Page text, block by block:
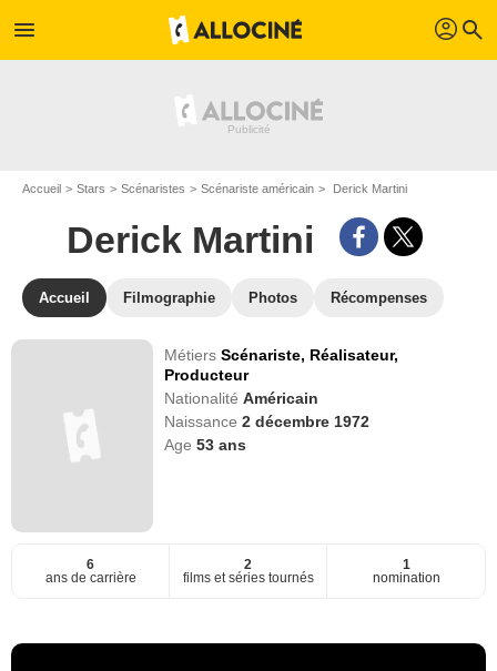
menu profil search
Accueil Stars Scénaristes Scénariste américain Derick Martini
Derick Martini
Accueil Filmographie Photos Récompenses
MétiersScénariste, Réalisateur,
Producteur
NationalitéAméricain
Naissance2 décembre 1972
Age53 ans
6
ans de carrière
2
films et séries tournés
1
nomination